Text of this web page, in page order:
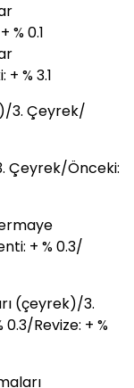
% 0.1
% 3.1
3. Çeyrek/
Çeyrek/Önceki:
+ % 0.3/
(çeyrek)/3.
Revize: + %